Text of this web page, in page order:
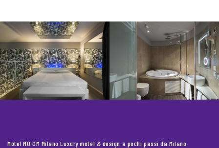
Motel MO.OM Milano Luxury motel & design a pochi passi da Milano.